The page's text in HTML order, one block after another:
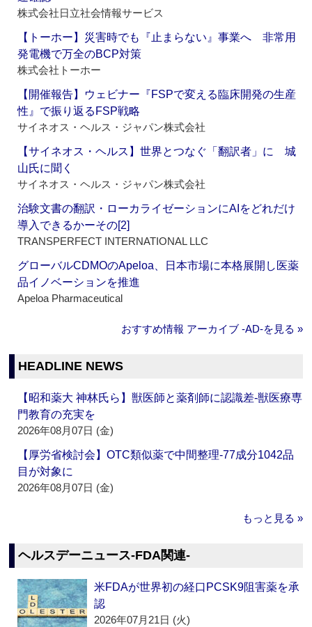
株式会社日立社会情報サービス
【トーホー】災害時でも『止まらない』事業へ 非常用
発電機で万全のBCP対策
株式会社トーホー
【開催報告】ウェビナー『FSPで変える臨床開発の生産
性』で振り返るFSP戦略
サイネオス・ヘルス・ジャパン株式会社
【サイネオス・ヘルス】世界とつなぐ「翻訳者」に 城
山氏に聞く
サイネオス・ヘルス・ジャパン株式会社
治験文書の翻訳・ローカライゼーションにAIをどれだけ
導入できるかーその[2]
TRANSPERFECT INTERNATIONAL LLC
グローバルCDMOのApeloa、日本市場に本格展開し医薬
品イノベーションを推進
Apeloa Pharmaceutical
おすすめ情報 アーカイブ ‐AD‐を見る »
HEADLINE NEWS
【昭和薬大 神林氏ら】獣医師と薬剤師に認識差‐獣医療専
門教育の充実を
2026年08月07日 (金)
【厚労省検討会】OTC類似薬で中間整理‐77成分1042品
目が対象に
2026年08月07日 (金)
もっと見る »
ヘルスデーニュース‐FDA関連‐
米FDAが世界初の経口PCSK9阻害薬を承
認
2026年07月21日 (火)